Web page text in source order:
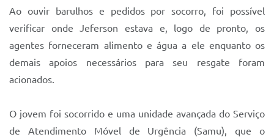
Ao ouvir barulhos e pedidos por socorro, foi possível
verificar onde Jeferson estava e, logo de pronto, os
agentes forneceram alimento e água a ele enquanto os
demais apoios necessários para seu resgate foram
acionados.
O jovem foi socorrido e uma unidade avançada do Serviço
de Atendimento Móvel de Urgência (Samu), que o